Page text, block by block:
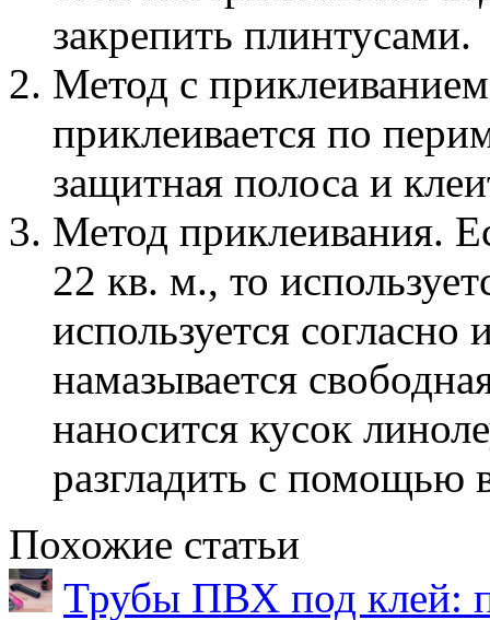
закрепить плинтусами.
Метод с
приклеивается по
защитная полоса и
Метод приклеивания.
22 кв. м., то
используется
намазывается
наносится кусок
разгладить с помощью
Похожие статьи
Трубы ПВХ под клей: